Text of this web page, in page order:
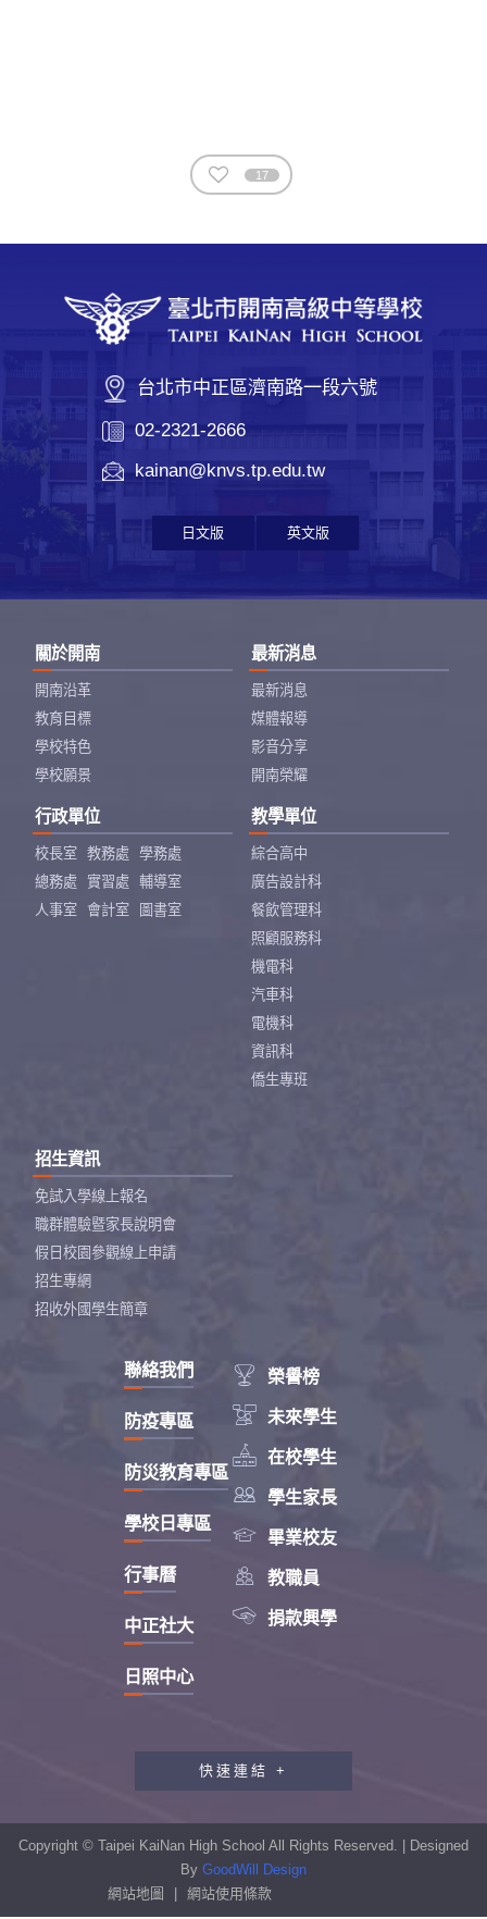
17
台北市中正區濟南路一段六號
02-2321-2666
kainan@knvs.tp.edu.tw
日文版 英文版
關於開南
開南沿革
教育目標
學校特色
學校願景
最新消息
最新消息
媒體報導
影音分享
開南榮耀
行政單位
校長室 教務處
學務處
總務處
實習處
輔導室
人事室
會計室 圖書室
教學單位
綜合高中
廣告設計科
餐飲管理科
照顧服務科
機電科
汽車科
電機科
資訊科
僑生專班
招生資訊
免試入學線上報名
職群體驗暨家長說明會
假日校園參觀線上申請
招生專網
招收外國學生簡章
 榮譽榜
 未來學生
 在校學生
 學生家長
 畢業校友
 教職員
 捐款興學
聯絡我們
防疫專區
防災教育專區
學校日專區
行事曆
中正社大
日照中心
快速連結 +
教職員工研習專區
性別平等教育專區
學生申訴及再申訴制度
Copyright © Taipei KaiNan High School All Rights Reserved. | Designed
By GoodWill Design
網站地圖
| 網站使用條款